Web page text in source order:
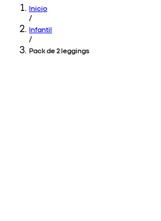
Inicio
/
Infantil
/
Pack de 2 leggings